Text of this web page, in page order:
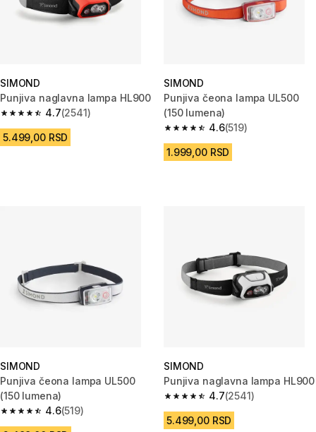
SIMOND
Punjiva naglavna lampa HL900
4.7
4.7 od 5 zvezdica from 2541 Recenzije
(2541)
5.499,00 RSD
SIMOND
Punjiva čeona lampa UL500
(150 lumena)
4.6
4.6 od 5 zvezdica from 519
(519)
1.999,00 RSD
SIMOND
Punjiva čeona lampa UL500
(150 lumena)
4.6
4.6 od 5 zvezdica from 519 Recenzije
(519)
SIMOND
Punjiva naglavna lampa HL900
4.7
4.7 od 5 zvezdica from 2541
(2541)
5.499,00 RSD